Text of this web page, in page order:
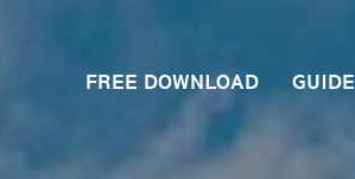
FREE DOWNLOAD GUIDE